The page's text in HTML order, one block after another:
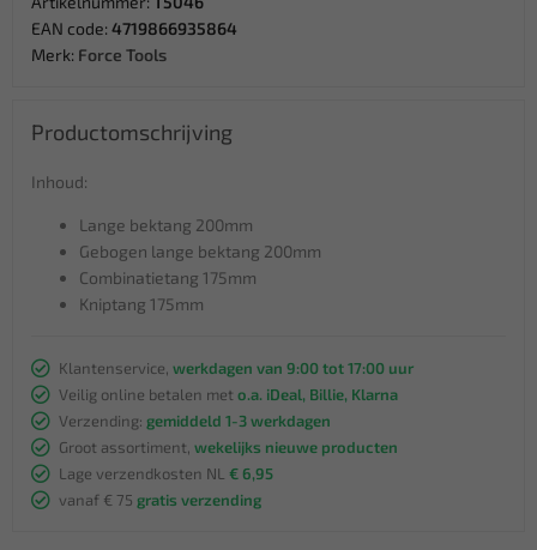
EAN code: 4719866935864
Merk: Force Tools
Productomschrijving
Inhoud:
Lange bektang 200mm
Gebogen lange bektang 200mm
Combinatietang 175mm
Kniptang 175mm
Klantenservice, werkdagen van 9:00 tot 17:00 uur
Veilig online betalen met o.a. iDeal, Billie, Klarna
Verzending: gemiddeld 1-3 werkdagen
Groot assortiment, wekelijks nieuwe producten
Lage verzendkosten NL € 6,95
vanaf € 75 gratis verzending